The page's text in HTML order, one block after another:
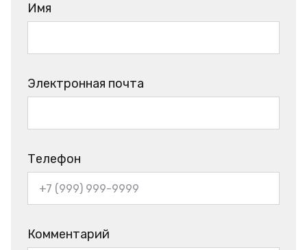
Имя
Электронная почта
Телефон
Комментарий